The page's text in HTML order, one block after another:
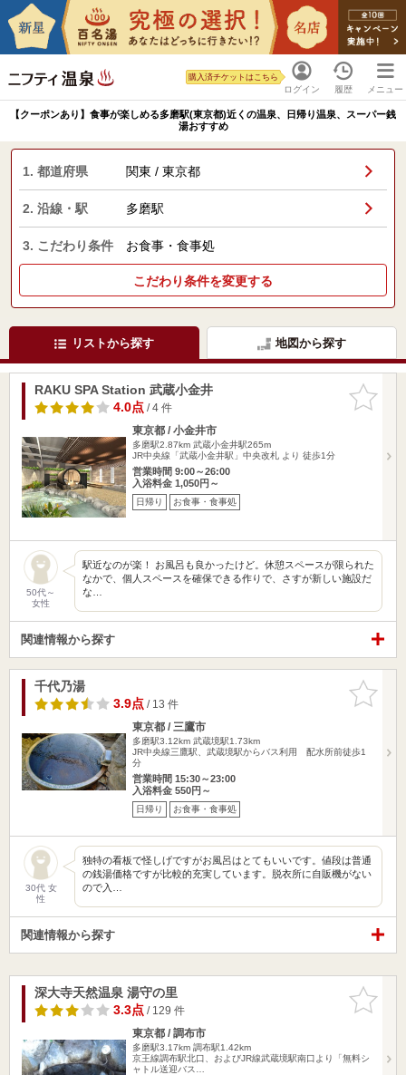
ログイン
購入済チケットはこちら
履歴 メニュー
【クーポンあり】食事が楽しめる多磨駅(東京都)近くの温泉、日帰り温泉、スーパー銭
湯おすすめ
1. 都道府県 関東 / 東京都
2. 沿線・駅 多磨駅
3. こだわり条件 お食事・食事処
こだわり条件を変更する
リストから探す 地図から探す
お気に入
りに追加
RAKU SPA Station 武蔵小金井
4.0点/ 4 件
東京都 / 小金井市
多磨駅2.87km 武蔵小金井駅265m
JR中央線「武蔵小金井駅」中央改札 より 徒歩1分
営業時間 9:00～26:00
入浴料金 1,050円～
日帰り お食事・食事処
50代～
女性
駅近なのが楽！ お風呂も良かったけど。休憩スペースが限られた
なかで、個人スペースを確保できる作りで、さすが新しい施設だ
な…
関連情報から探す
お気に入
りに追加
千代乃湯
3.9点/ 13 件
東京都 / 三鷹市
多磨駅3.12km 武蔵境駅1.73km
JR中央線三鷹駅、武蔵境駅からバス利用 配水所前徒歩1
分
営業時間 15:30～23:00
入浴料金 550円～
日帰り お食事・食事処
30代 女
性
独特の看板で怪しげですがお風呂はとてもいいです。値段は普通
の銭湯価格ですが比較的充実しています。脱衣所に自販機がない
ので入…
関連情報から探す
お気に入
りに追加
深大寺天然温泉 湯守の里
3.3点/ 129 件
東京都 / 調布市
多磨駅3.17km 調布駅1.42km
京王線調布駅北口、およびJR線武蔵境駅南口より「無料シ
ャトル送迎バス…